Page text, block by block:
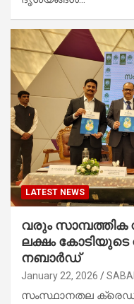
LATEST NEWS
വരും സാമ്പത്തിക
ലക്ഷം
നബാർഡ്
January 22, 2026
സംസ്ഥാനതല